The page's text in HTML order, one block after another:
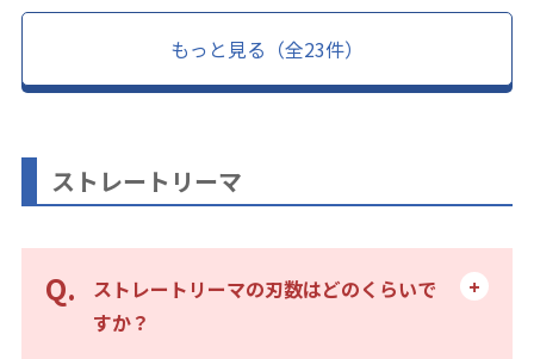
もっと見る（全23件）
ストレートリーマ
ストレートリーマの刃数はどのくらいで
すか？